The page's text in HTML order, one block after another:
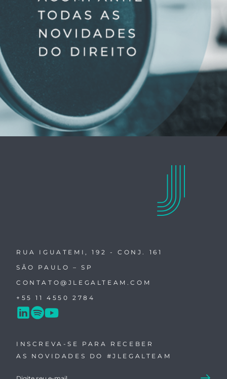
RUA IGUATEMI, 192 - CONJ. 161
SÃO PAULO – SP
CONTATO@JLEGALTEAM.COM
+55 11 4550 2784
INSCREVA-SE PARA RECEBER
AS NOVIDADES DO #JLEGALTEAM